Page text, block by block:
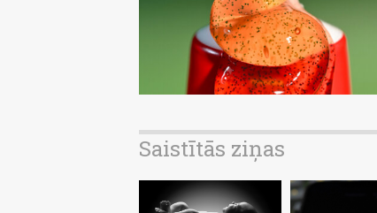
Saistītās ziņas